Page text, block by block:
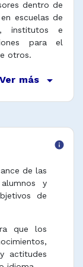
dentro de
escuelas de
institutos e
para el
otros.
Ver más arrow_drop_down
info
de las
y
de
que los
actitudes